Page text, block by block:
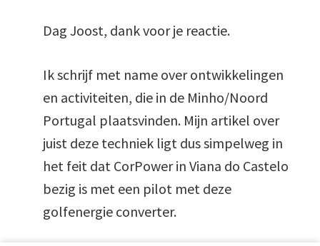
Dag Joost, dank voor je reactie.
Ik schrijf met name over ontwikkelingen
en activiteiten, die in de Minho/Noord
Portugal plaatsvinden. Mijn artikel over
juist deze techniek ligt dus simpelweg in
het feit dat CorPower in Viana do Castelo
bezig is met een pilot met deze
golfenergie converter.